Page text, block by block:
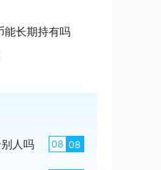
长期持有吗
人吗 08 08